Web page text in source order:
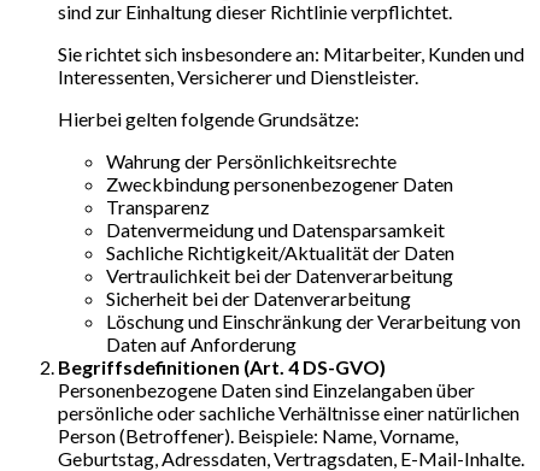
sind zur Einhaltung dieser Richtlinie verpflichtet.
Sie richtet sich insbesondere an: Mitarbeiter, Kunden und
Interessenten, Versicherer und Dienstleister.
Hierbei gelten folgende Grundsätze:
Wahrung der Persönlichkeitsrechte
Zweckbindung personenbezogener Daten
Transparenz
Datenvermeidung und Datensparsamkeit
Sachliche Richtigkeit/Aktualität der Daten
Vertraulichkeit bei der Datenverarbeitung
Sicherheit bei der Datenverarbeitung
Löschung und Einschränkung der Verarbeitung von
Daten auf Anforderung
Begriffsdefinitionen (Art. 4 DS-GVO)
Personenbezogene Daten sind Einzelangaben über
persönliche oder sachliche Verhältnisse einer natürlichen
Person (Betroffener). Beispiele: Name, Vorname,
Geburtstag, Adressdaten, Vertragsdaten, E-Mail-Inhalte.